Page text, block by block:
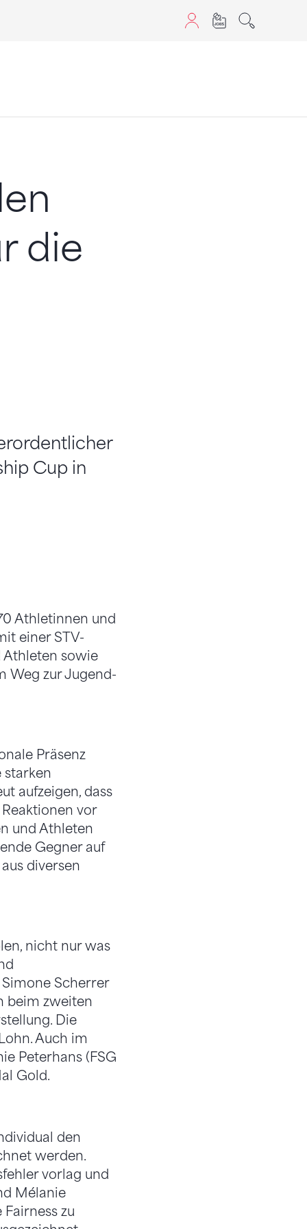
die
Cup in
Athletinnen und
einer STV-
Athleten sowie
Weg zur Jugend-
Präsenz
starken
aufzeigen, dass
vor
und Athleten
Gegner auf
diversen
nicht nur was
Scherrer
beim zweiten
Die
Auch im
Peterhans (FSG
Gold.
den
werden.
vorlag und
Mélanie
zu